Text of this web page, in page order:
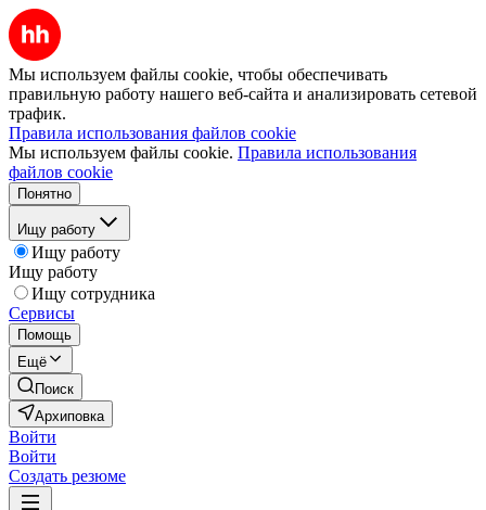
Мы используем файлы cookie, чтобы обеспечивать
правильную работу нашего веб-сайта и анализировать сетевой
трафик.
Правила использования файлов cookie
Мы используем файлы cookie. Правила использования
файлов cookie
Понятно
Ищу работу
Ищу работу
Ищу работу
Ищу сотрудника
Сервисы
Помощь
Ещё
Поиск
Архиповка
Войти
Войти
Создать резюме